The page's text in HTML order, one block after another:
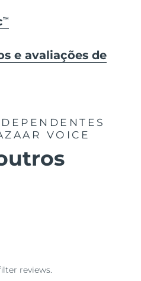
TM
e avaliações de
VOICE